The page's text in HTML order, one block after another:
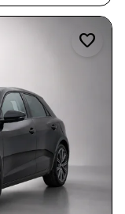
favorite